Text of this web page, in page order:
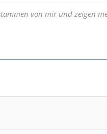
von mir und zeigen